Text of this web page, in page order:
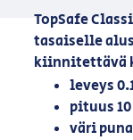
TopSafe
tasaiselle
kiinnitettävä
leveys
pituus
väri